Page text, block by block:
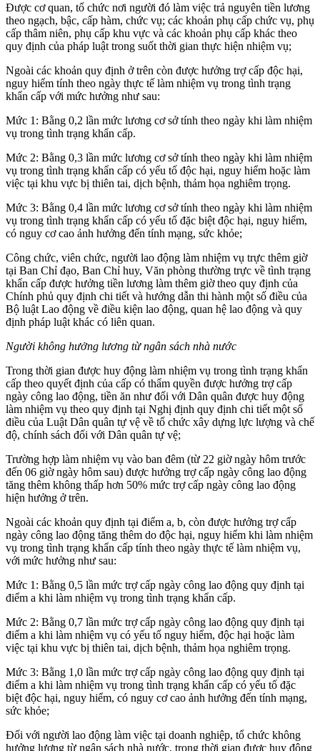
Được cơ quan, tổ chức nơi người đó làm việc trả nguyên tiền lương
theo ngạch, bậc, cấp hàm, chức vụ; các khoản phụ cấp chức vụ, phụ
cấp thâm niên, phụ cấp khu vực và các khoản phụ cấp khác theo
quy định của pháp luật trong suốt thời gian thực hiện nhiệm vụ;
Ngoài các khoản quy định ở trên còn được hưởng trợ cấp độc hại,
nguy hiểm tính theo ngày thực tế làm nhiệm vụ trong tình trạng
khẩn cấp với mức hưởng như sau:
Mức 1: Bằng 0,2 lần mức lương cơ sở tính theo ngày khi làm nhiệm
vụ trong tình trạng khẩn cấp.
Mức 2: Bằng 0,3 lần mức lương cơ sở tính theo ngày khi làm nhiệm
vụ trong tình trạng khẩn cấp có yếu tố độc hại, nguy hiểm hoặc làm
việc tại khu vực bị thiên tai, dịch bệnh, thảm họa nghiêm trọng.
Mức 3: Bằng 0,4 lần mức lương cơ sở tính theo ngày khi làm nhiệm
vụ trong tình trạng khẩn cấp có yếu tố đặc biệt độc hại, nguy hiểm,
có nguy cơ cao ảnh hưởng đến tính mạng, sức khỏe;
Công chức, viên chức, người lao động làm nhiệm vụ trực thêm giờ
tại Ban Chỉ đạo, Ban Chỉ huy, Văn phòng thường trực về tình trạng
khẩn cấp được hưởng tiền lương làm thêm giờ theo quy định của
Chính phủ quy định chi tiết và hướng dẫn thi hành một số điều của
Bộ luật Lao động về điều kiện lao động, quan hệ lao động và quy
định pháp luật khác có liên quan.
Người không hưởng lương từ ngân sách nhà nước
Trong thời gian được huy động làm nhiệm vụ trong tình trạng khẩn
cấp theo quyết định của cấp có thẩm quyền được hưởng trợ cấp
ngày công lao động, tiền ăn như đối với Dân quân được huy động
làm nhiệm vụ theo quy định tại Nghị định quy định chi tiết một số
điều của Luật Dân quân tự vệ về tổ chức xây dựng lực lượng và chế
độ, chính sách đối với Dân quân tự vệ;
Trường hợp làm nhiệm vụ vào ban đêm (từ 22 giờ ngày hôm trước
đến 06 giờ ngày hôm sau) được hưởng trợ cấp ngày công lao động
tăng thêm không thấp hơn 50% mức trợ cấp ngày công lao động
hiện hưởng ở trên.
Ngoài các khoản quy định tại điểm a, b, còn được hưởng trợ cấp
ngày công lao động tăng thêm do độc hại, nguy hiểm khi làm nhiệm
vụ trong tình trạng khẩn cấp tính theo ngày thực tế làm nhiệm vụ,
với mức hưởng như sau:
Mức 1: Bằng 0,5 lần mức trợ cấp ngày công lao động quy định tại
điểm a khi làm nhiệm vụ trong tình trạng khẩn cấp.
Mức 2: Bằng 0,7 lần mức trợ cấp ngày công lao động quy định tại
điểm a khi làm nhiệm vụ có yếu tố nguy hiểm, độc hại hoặc làm
việc tại khu vực bị thiên tai, dịch bệnh, thảm họa nghiêm trọng.
Mức 3: Bằng 1,0 lần mức trợ cấp ngày công lao động quy định tại
điểm a khi làm nhiệm vụ trong tình trạng khẩn cấp có yếu tố đặc
biệt độc hại, nguy hiểm, có nguy cơ cao ảnh hưởng đến tính mạng,
sức khỏe;
Đối với người lao động làm việc tại doanh nghiệp, tổ chức không
hưởng lương từ ngân sách nhà nước, trong thời gian được huy động